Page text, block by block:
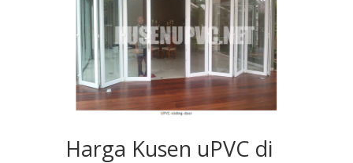
Harga Kusen uPVC di